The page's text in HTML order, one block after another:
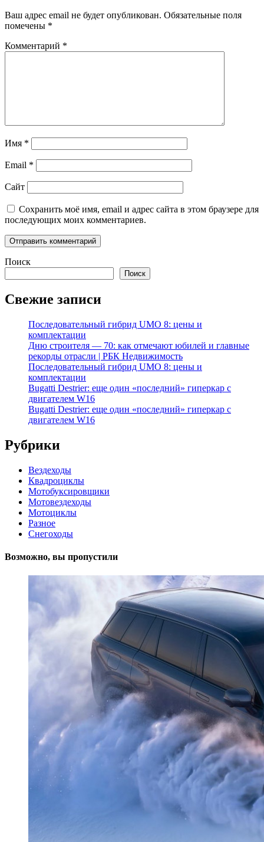
Ваш адрес email не будет опубликован. Обязательные поля
помечены *
Комментарий *
Имя *
Email *
Сайт
Сохранить моё имя, email и адрес сайта в этом браузере для
последующих моих комментариев.
Поиск
Поиск
Свежие записи
Последовательный гибрид UMO 8: цены и
комплектации
Дню строителя — 70: как отмечают юбилей и главные
рекорды отрасли | РБК Недвижимость
Последовательный гибрид UMO 8: цены и
комплектации
Bugatti Destrier: еще один «последний» гиперкар с
двигателем W16
Bugatti Destrier: еще один «последний» гиперкар с
двигателем W16
Рубрики
Вездеходы
Квадроциклы
Мотобуксировщики
Мотовездеходы
Мотоциклы
Разное
Снегоходы
Возможно, вы пропустили